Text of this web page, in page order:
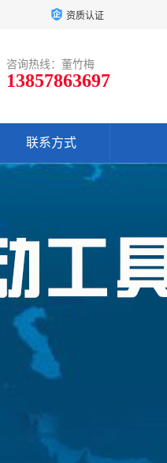
资质认证
咨询热线：董竹梅
13857863697
联系方式